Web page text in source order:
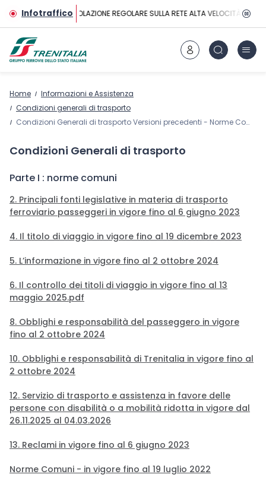
Vai al contenuto principale
InfotrafficoCIRCOLAZIONE REGOLARE SULLA RETE ALTA VELOCITÀ
Home
Informazioni e Assistenza
Condizioni generali di trasporto
Condizioni Generali di trasporto Versioni precedenti - Norme Comuni
Condizioni Generali di trasporto
Parte I : norme comuni
2. Principali fonti legislative in materia di trasporto
ferroviario passeggeri in vigore fino al 6 giugno 2023
4. Il titolo di viaggio in vigore fino al 19 dicembre 2023
5. L’informazione in vigore fino al 2 ottobre 2024
6. Il controllo dei titoli di viaggio in vigore fino al 13
maggio 2025.pdf
8. Obblighi e responsabilità del passeggero in vigore
fino al 2 ottobre 2024
10. Obblighi e responsabilità di Trenitalia in vigore fino al
2 ottobre 2024
12. Servizio di trasporto e assistenza in favore delle
persone con disabilità o a mobilità ridotta in vigore dal
26.11.2025 al 04.03.2026
13. Reclami in vigore fino al 6 giugno 2023
Norme Comuni - in vigore fino al 19 luglio 2022